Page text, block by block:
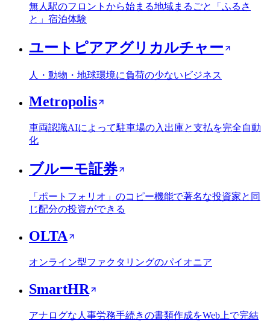
無人駅のフロントから始まる地域まるごと「ふるさ
と」宿泊体験
ユートピアアグリカルチャー
人・動物・地球環境に負荷の少ないビジネス
Metropolis
車両認識AIによって駐車場の入出庫と支払を完全自動
化
ブルーモ証券
「ポートフォリオ」のコピー機能で著名な投資家と同
じ配分の投資ができる
OLTA
オンライン型ファクタリングのパイオニア
SmartHR
アナログな人事労務手続きの書類作成をWeb上で完結